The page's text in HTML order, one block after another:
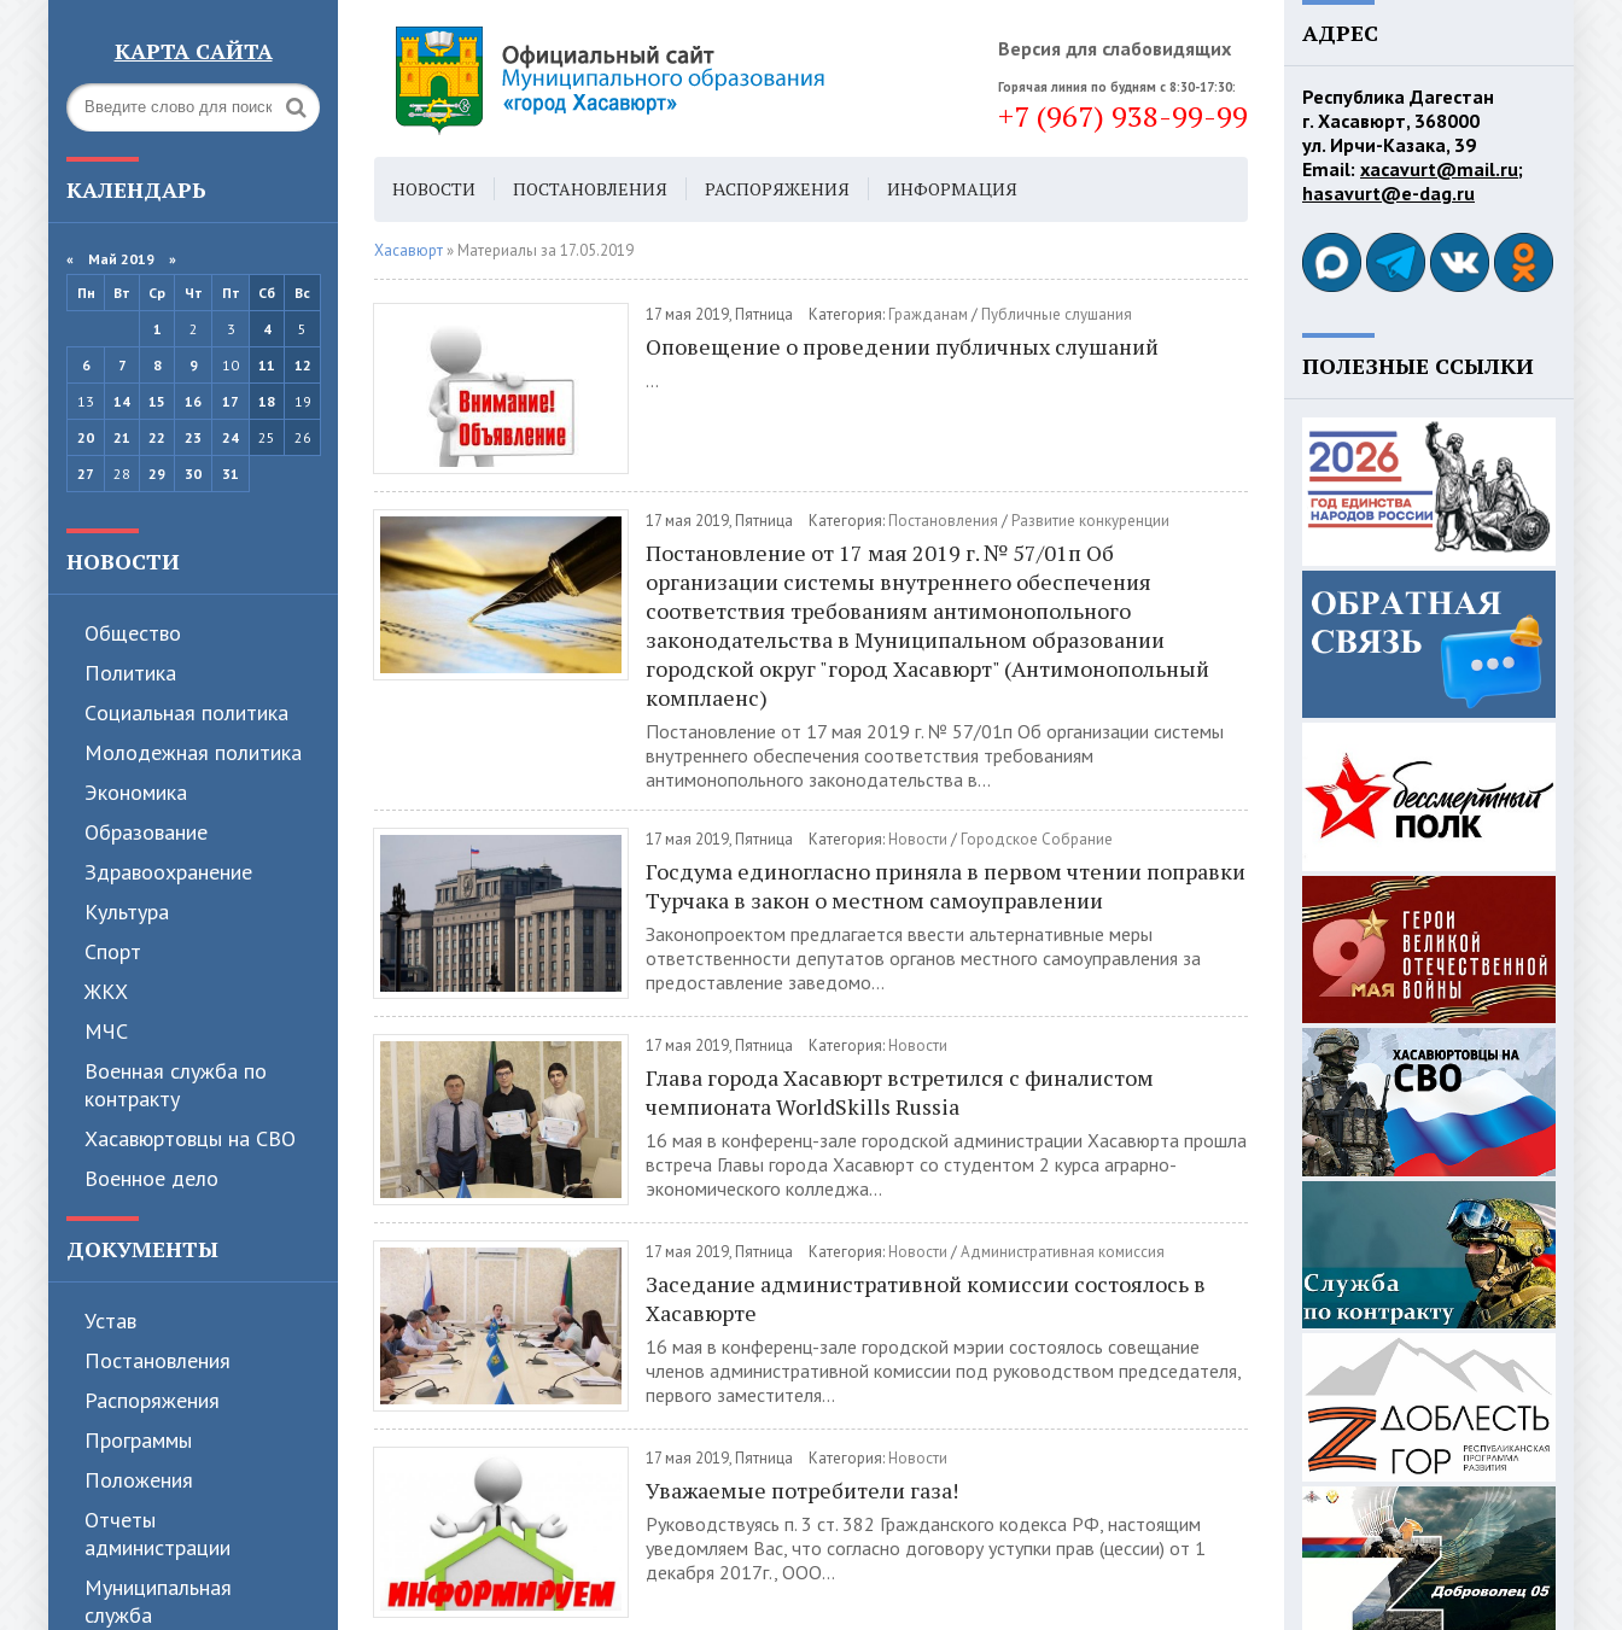
КАРТА САЙТА Версия для слабовидящих
Горячая линия по будням с 8:30-17:30:
+7 (967) 938-99-99
КАЛЕНДАРЬ
« Май 2019 »
Пн
Вт Ср Чт Пт Сб
Вс
1
2 3 4
5
6
7 8 9 10 11
12
13
14 15 16 17 18
19
20
21 22 23 24 25
26
27
28 29 30 31
НОВОСТИ
Общество
Политика
Cоциальная политика
Молодежная политика
Экономика
Образование
Здравоохранение
Культура
Спорт
ЖКХ
МЧС
Военная служба по
контракту
Хасавюртовцы на СВО
Военное дело
ДОКУМЕНТЫ
Устав
Постановления
Распоряжения
Программы
Положения
Отчеты
администрации
Муниципальная
служба
НОВОСТИ ПОСТАНОВЛЕНИЯ РАСПОРЯЖЕНИЯ ИНФОРМАЦИЯ
ГОРОДСКАЯ СРЕДА ГЕН. ПЛАН
Хасавюрт » Материалы за 17.05.2019
17 мая 2019, Пятница Категория: Гражданам / Публичные слушания
Оповещение о проведении публичных слушаний
...
17 мая 2019, Пятница Категория: Постановления / Развитие конкуренции
Постановление от 17 мая 2019 г. № 57/01п Об
организации системы внутреннего обеспечения
соответствия требованиям антимонопольного
законодательства в Муниципальном образовании
городской округ "город Хасавюрт" (Антимонопольный
комплаенс)
Постановление от 17 мая 2019 г. № 57/01п Об организации системы
внутреннего обеспечения соответствия требованиям
антимонопольного законодательства в...
17 мая 2019, Пятница Категория: Новости / Городское Собрание
Госдума единогласно приняла в первом чтении поправки
Турчака в закон о местном самоуправлении
Законопроектом предлагается ввести альтернативные меры
ответственности депутатов органов местного самоуправления за
предоставление заведомо...
17 мая 2019, Пятница Категория: Новости
Глава города Хасавюрт встретился с финалистом
чемпионата WorldSkills Russia
16 мая в конференц-зале городской администрации Хасавюрта прошла
встреча Главы города Хасавюрт со студентом 2 курса аграрно-
экономического колледжа...
17 мая 2019, Пятница Категория: Новости /Административная комиссия
Заседание административной комиссии состоялось в
Хасавюрте
16 мая в конференц-зале городской мэрии состоялось совещание
членов административной комиссии под руководством председателя,
первого заместителя...
17 мая 2019, Пятница Категория: Новости
Уважаемые потребители газа!
Руководствуясь п. 3 ст. 382 Гражданского кодекса РФ, настоящим
уведомляем Вас, что согласно договору уступки прав (цессии) от 1
декабря 2017г., ООО...
АДРЕС
Республика Дагестан
г. Хасавюрт, 368000
ул. Ирчи-Казака, 39
Email: xacavurt@mail.ru;
hasavurt@e-dag.ru
ПОЛЕЗНЫЕ ССЫЛКИ